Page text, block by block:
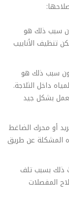
سبب ذلك هو
تنظيف الأنابيب
سبب ذلك هو
داخل الثلاجة.
بشكل جيد
أو محرك الضاغط
المشكلة عن طريق
ذلك بسبب تلف
المفصلات